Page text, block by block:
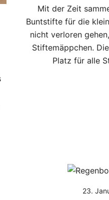
Mit der Zeit
Buntstifte für die
nicht verloren
Stiftemäppchen.
Platz für alle
23.